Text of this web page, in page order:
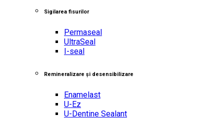
Sigilarea fisurilor
Permaseal
UltraSeal
I-seal
Remineralizare și desensibilizare
Enamelast
U-Ez
U-Dentine Sealant